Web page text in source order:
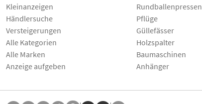
Kleinanzeigen
Händlersuche
Versteigerungen
Alle Kategorien
Alle Marken
Anzeige aufgeben
Rundballenpressen
Pflüge
Güllefässer
Holzspalter
Baumaschinen
Anhänger